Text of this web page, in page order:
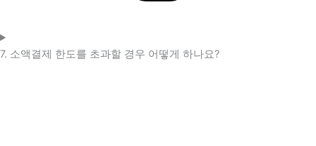
7. 소액결제 한도를 초과할 경우 어떻게 하나요?